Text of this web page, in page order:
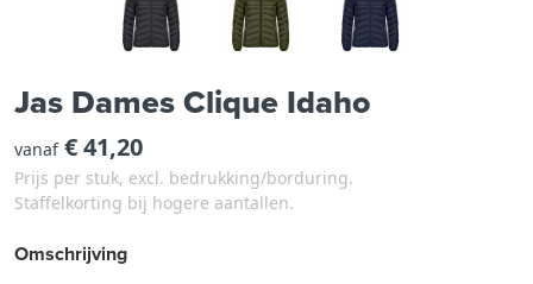
Jas Dames Clique Idaho
vanaf€ 41,20
Prijs per stuk, excl. bedrukking/borduring.
Staffelkorting bij hogere aantallen.
Omschrijving